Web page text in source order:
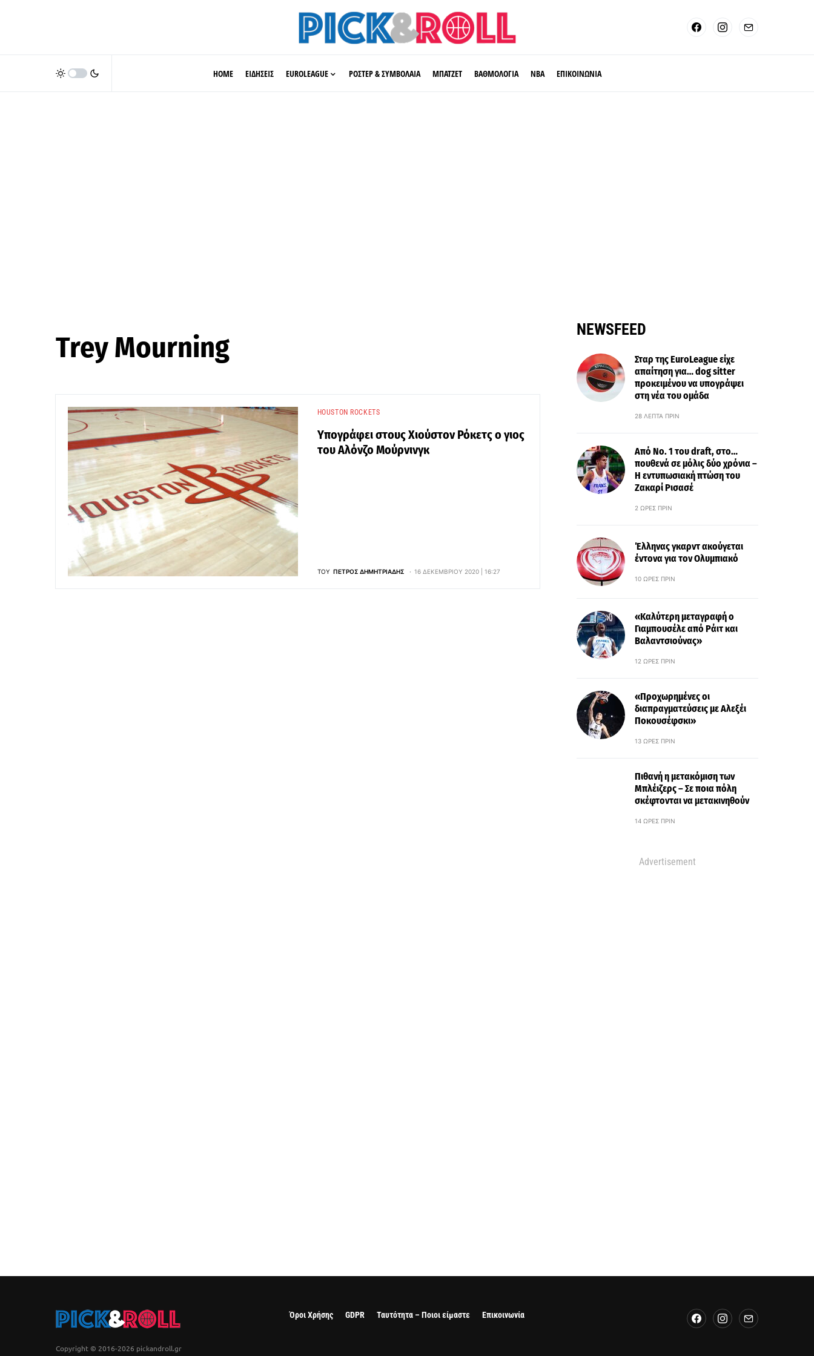
HOME ΕΙΔΗΣΕΙΣ EUROLEAGUE ΡΟΣΤΕΡ & ΣΥΜΒΟΛΑΙΑ ΜΠΑΤΖΕΤ ΒΑΘΜΟΛΟΓΙΑ ΝΒΑ ΕΠΙΚΟΙΝΩΝΙΑ
Trey Mourning
HOUSTON ROCKETS
Υπογράφει στους Χιούστον Ρόκετς ο γιος
του Αλόνζο Μούρνινγκ
ΤΟΥ ΠΈΤΡΟΣ ΔΗΜΗΤΡΙΆΔΗΣ 16 ΔΕΚΕΜΒΡΊΟΥ 2020 | 16:27
NEWSFEED
Σταρ της EuroLeague είχε
απαίτηση για… dog sitter
προκειμένου να υπογράψει
στη νέα του ομάδα
28 ΛΕΠΤΆ ΠΡΙΝ
Από Νo. 1 του draft, στο…
πουθενά σε μόλις δύο χρόνια –
Η εντυπωσιακή πτώση του
Ζακαρί Ρισασέ
2 ΏΡΕΣ ΠΡΙΝ
Έλληνας γκαρντ ακούγεται
έντονα για τον Ολυμπιακό
10 ΏΡΕΣ ΠΡΙΝ
«Καλύτερη μεταγραφή ο
Γιαμπουσέλε από Ράιτ και
Βαλαντσιούνας»
12 ΏΡΕΣ ΠΡΙΝ
«Προχωρημένες οι
διαπραγματεύσεις με Αλεξέι
Ποκουσέφσκι»
13 ΏΡΕΣ ΠΡΙΝ
Πιθανή η μετακόμιση των
Μπλέιζερς – Σε ποια πόλη
σκέφτονται να μετακινηθούν
14 ΏΡΕΣ ΠΡΙΝ
Advertisement
Copyright © 2016-2026 pickandroll.gr
Όροι Χρήσης GDPR Ταυτότητα – Ποιοι είμαστε Επικοινωνία